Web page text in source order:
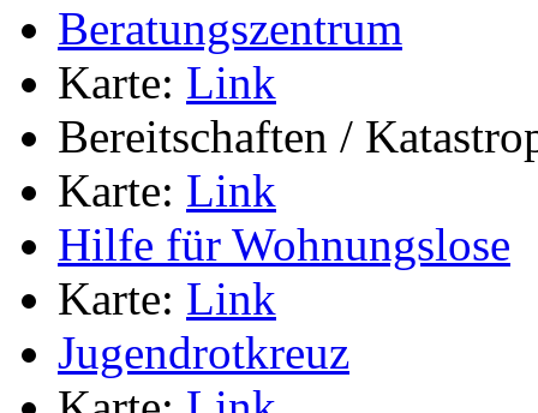
Beratungszentrum
Karte: Link
Bereitschaften /
Karte: Link
Hilfe für Wohnungslose
Karte: Link
Jugendrotkreuz